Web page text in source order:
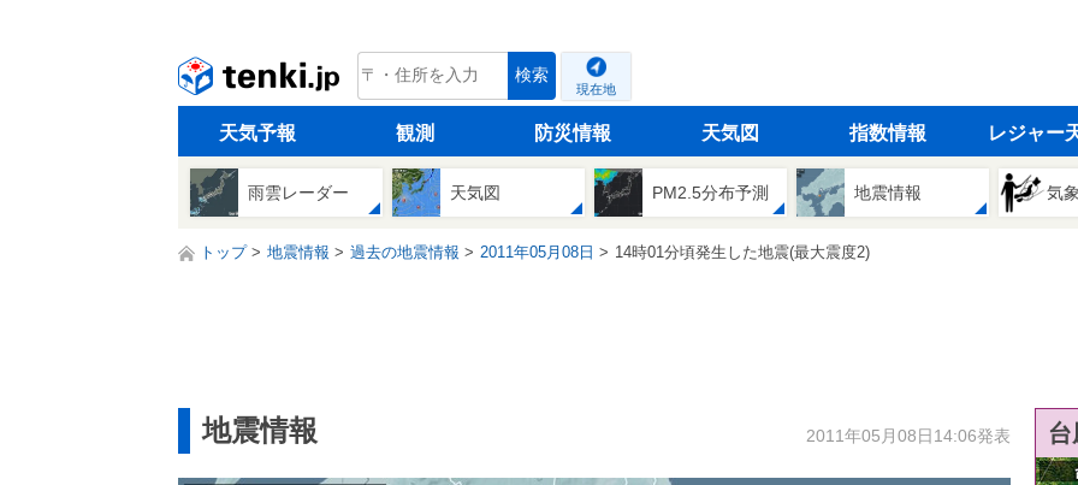
tenki.jp 検索
現在地
天気予報 観測 防災情報 天気図 指数情報 レジャー
雨雲レーダー 天気図 PM2.5分布予測 地震情報 気
トップ 地震情報 過去の地震情報 2011年05月08日 14時01分頃発生した地震(最大震度2)
地震情報 2011年05月08日14:06発表